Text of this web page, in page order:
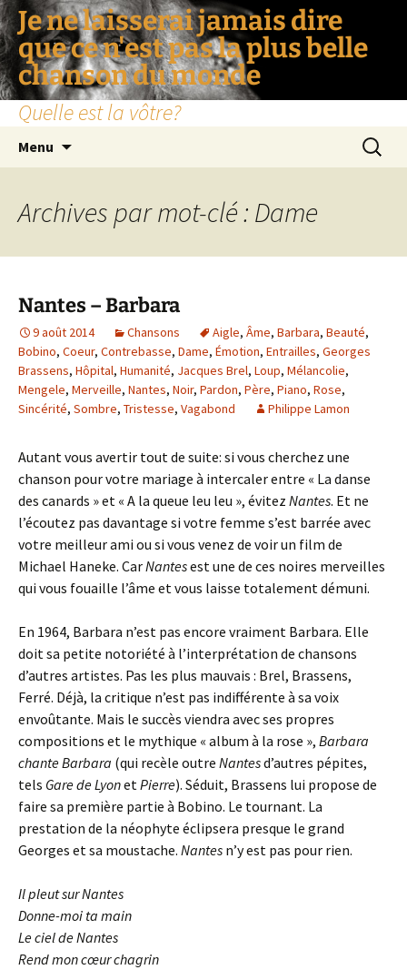
Je ne laisserai jamais dire
que ce n'est pas la plus belle
chanson du monde
Quelle est la vôtre?
Menu
Archives par mot-clé : Dame
Nantes – Barbara
9 août 2014 Chansons Aigle, Âme, Barbara, Beauté,
Bobino, Coeur, Contrebasse, Dame, Émotion, Entrailles, Georges
Brassens, Hôpital, Humanité, Jacques Brel, Loup, Mélancolie,
Mengele, Merveille, Nantes, Noir, Pardon, Père, Piano, Rose,
Sincérité, Sombre, Tristesse, Vagabond Philippe Lamon
Autant vous avertir tout de suite: si vous cherchez une
chanson pour votre mariage à intercaler entre « La danse
des canards » et « A la queue leu leu », évitez Nantes. Et ne
l’écoutez pas davantage si votre femme s’est barrée avec
votre meilleur ami ou si vous venez de voir un film de
Michael Haneke. CarNantesest une de ces noires merveilles
qui vous fouaille l’âme et vous laisse totalement démuni.
En 1964, Barbara n’est pas encore vraiment Barbara. Elle
doit sa petite notoriété à l’interprétation de chansons
d’autres artistes. Pas les plus mauvais : Brel, Brassens,
Ferré. Déjà, la critique n’est pas indifférente à sa voix
envoûtante. Mais le succès viendra avec ses propres
compositions et le mythique « album à la rose », Barbara
chante Barbara (qui recèle outre Nantesd’autres pépites,
tels Gare de LyonetPierre). Séduit, Brassens lui propose de
faire sa première partie à Bobino. Le tournant. La
prestation de la néophyte éclipsera presque le grand
Georges et sa moustache. Nantes n’y est pas pour rien.
Il pleut sur Nantes
Donne-moi ta main
Le ciel de Nantes
Rend mon cœur chagrin